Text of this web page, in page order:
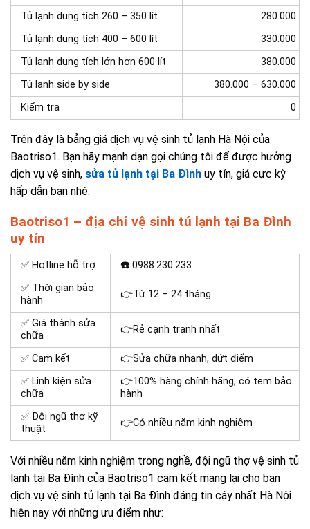
Tủ lạnh dung tích 260 – 350 lít
280.000
Tủ lạnh dung tích 400 – 600 lít
330.000
Tủ lạnh dung tích lớn hơn 600 lít
380.000
Tủ lạnh side by side
380.000 – 630.000
Kiểm tra
0
Trên đây là bảng giá dịch vụ vệ sinh tủ lạnh Hà Nội của
Baotriso1. Bạn hãy mạnh dạn gọi chúng tôi để được hưởng
dịch vụ vệ sinh, sửa tủ lạnh tại Ba Đình uy tín, giá cực kỳ
hấp dẫn bạn nhé.
Baotriso1 – địa chỉ vệ sinh tủ lạnh tại Ba Đình
uy tín
✅ Hotline hỗ trợ ☎️0988.230.233
✅ Thời gian bảo
hành
👉Từ 12 – 24 tháng
✅ Giá thành sửa
chữa
👉Rẻ cạnh tranh nhất
✅ Cam kết
👉Sửa chữa nhanh, dứt điểm
✅ Linh kiện sửa
chữa
👉100% hàng chính hãng, có tem bảo
hành
✅ Đội ngũ thợ kỹ
thuật
👉Có nhiều năm kinh nghiệm
Với nhiều năm kinh nghiệm trong nghề, đội ngũ thợ vệ sinh tủ
lạnh tại Ba Đình của Baotriso1 cam kết mang lại cho bạn
dịch vụ vệ sinh tủ lạnh tại Ba Đình đáng tin cậy nhất Hà Nội
hiện nay với những ưu điểm như: